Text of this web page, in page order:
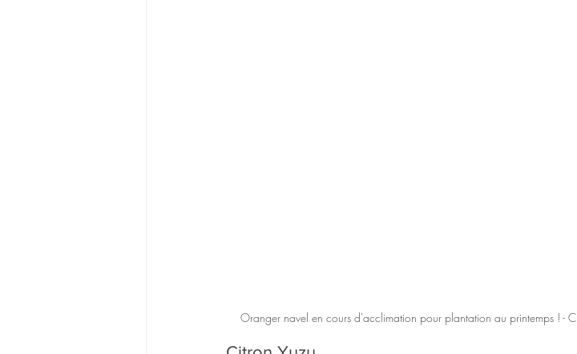
Oranger navel en cours d'acclimation pour plantation au printemps ! -